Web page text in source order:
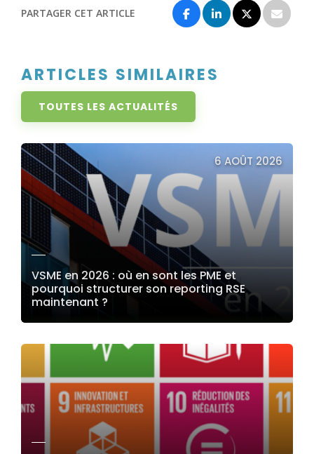
PARTAGER CET ARTICLE
ARTICLES SIMILAIRES
TOUTES LES ACTUALITÉS
6 AOÛT 2026
VSME en 2026 : où en sont les PME et
pourquoi structurer son reporting RSE
maintenant ?
LIRE LA SUITE